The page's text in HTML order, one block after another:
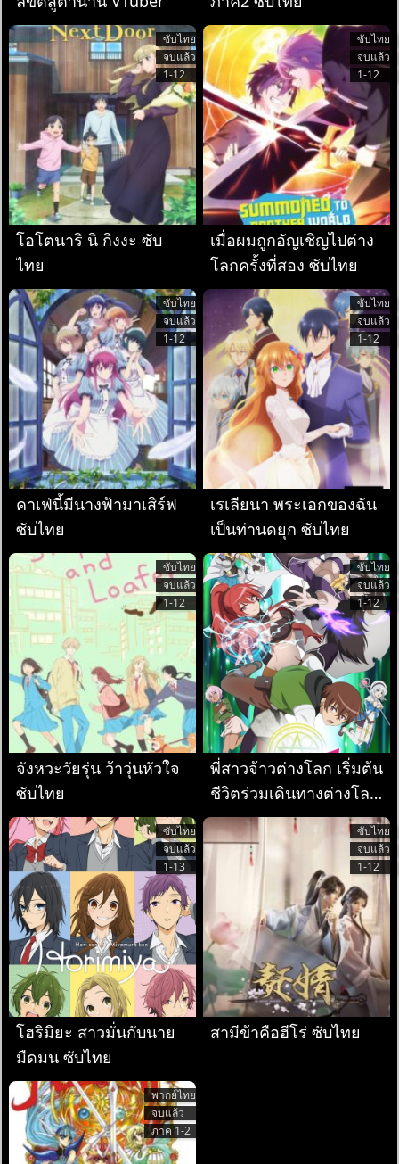
ซับไทย
จบแล้ว
1-12
โอโตนาริ นิ กิงงะ ซับ
ไทย
ซับไทย
จบแล้ว
1-12
เมื่อผมถูกอัญเชิญไปต่าง
โลกครั้งที่สอง ซับไทย
ซับไทย
จบแล้ว
1-12
คาเฟ่นี้มีนางฟ้ามาเสิร์ฟ
ซับไทย
ซับไทย
จบแล้ว
1-12
เรเลียนา พระเอกของฉัน
เป็นท่านดยุก ซับไทย
ซับไทย
จบแล้ว
1-12
จังหวะวัยรุ่น ว้าวุ่นหัวใจ
ซับไทย
ซับไทย
จบแล้ว
1-12
พี่สาวจ้าวต่างโลก เริ่มต้น
ชีวิตร่วมเดินทางต่างโลก
กับพี่สาว
ซับไทย
จบแล้ว
1-13
โฮริมิยะ สาวมั่นกับนาย
มืดมน ซับไทย
ซับไทย
จบแล้ว
1-12
สามีข้าคือฮีโร่ ซับไทย
พากย์ไทย
จบแล้ว
ภาค 1-2